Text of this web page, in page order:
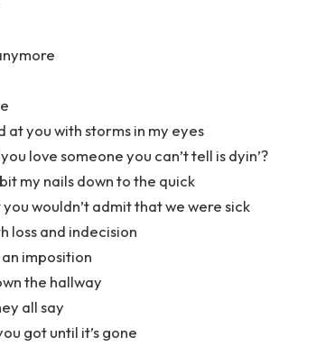
at you with storms in my eyes
love someone you can’t tell is dyin’?
my nails down to the quick
wouldn’t admit that we were sick
loss and indecision
an imposition
the hallway
all say
got until it’s gone